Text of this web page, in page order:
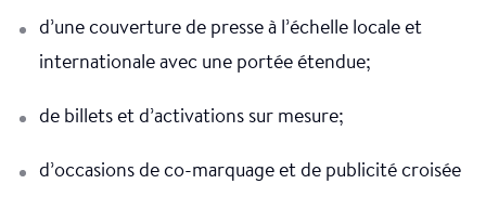
d’une couverture de presse à l’échelle locale et
internationale avec une portée étendue;
de billets et d’activations sur mesure;
d’occasions de co-marquage et de publicité croisée